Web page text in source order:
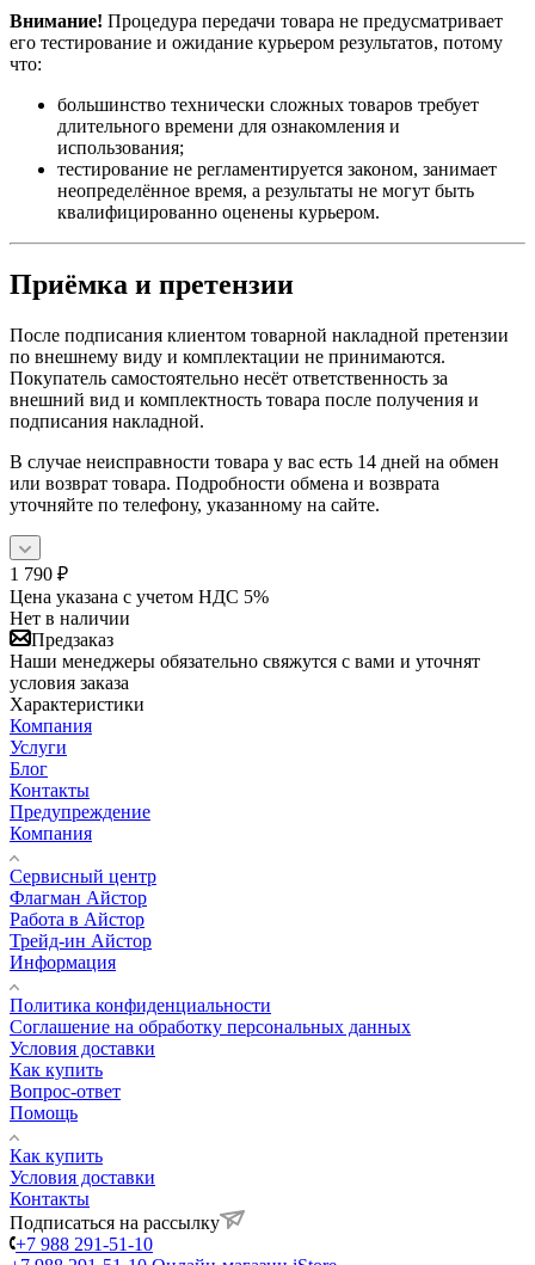
Внимание! Процедура передачи товара не предусматривает
его тестирование и ожидание курьером результатов, потому
что:
большинство технически сложных товаров требует
длительного времени для ознакомления и
использования;
тестирование не регламентируется законом, занимает
неопределённое время, а результаты не могут быть
квалифицированно оценены курьером.
Приёмка и претензии
После подписания клиентом товарной накладной претензии
по внешнему виду и комплектации не принимаются.
Покупатель самостоятельно несёт ответственность за
внешний вид и комплектность товара после получения и
подписания накладной.
В случае неисправности товара у вас есть 14 дней на обмен
или возврат товара. Подробности обмена и возврата
уточняйте по телефону, указанному на сайте.
1 790 ₽
Цена указана с учетом НДС 5%
Нет в наличии
Предзаказ
Наши менеджеры обязательно свяжутся с вами и уточнят
условия заказа
Характеристики
Компания
Услуги
Блог
Контакты
Предупреждение
Компания
Сервисный центр
Флагман Айстор
Работа в Айстор
Трейд-ин Айстор
Информация
Политика конфиденциальности
Соглашение на обработку персональных данных
Условия доставки
Как купить
Вопрос-ответ
Помощь
Как купить
Условия доставки
Контакты
Подписаться на рассылку
+7 988 291-51-10